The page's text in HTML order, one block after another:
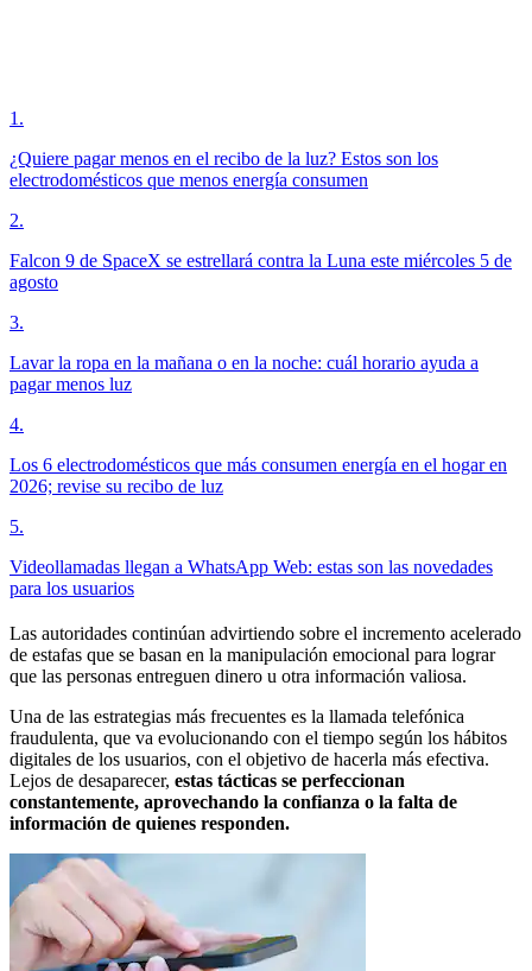
1 .
¿Quiere pagar menos en el recibo de la luz? Estos son los
electrodomésticos que menos energía consumen
2.
Falcon 9 de SpaceX se estrellará contra la Luna este miércoles 5 de
agosto
3.
Lavar la ropa en la mañana o en la noche: cuál horario ayuda a
pagar menos luz
4.
Los 6 electrodomésticos que más consumen energía en el hogar en
2026; revise su recibo de luz
5.
Videollamadas llegan a WhatsApp Web: estas son las novedades
para los usuarios
Las autoridades continúan advirtiendo sobre el incremento acelerado
de estafas que se basan en la manipulación emocional para lograr
que las personas entreguen dinero u otra información valiosa.
Una de las estrategias más frecuentes es la llamada telefónica
fraudulenta, que va evolucionando con el tiempo según los hábitos
digitales de los usuarios, con el objetivo de hacerla más efectiva.
Lejos de desaparecer, estas tácticas se perfeccionan
constantemente, aprovechando la confianza o la falta de
información de quienes responden.